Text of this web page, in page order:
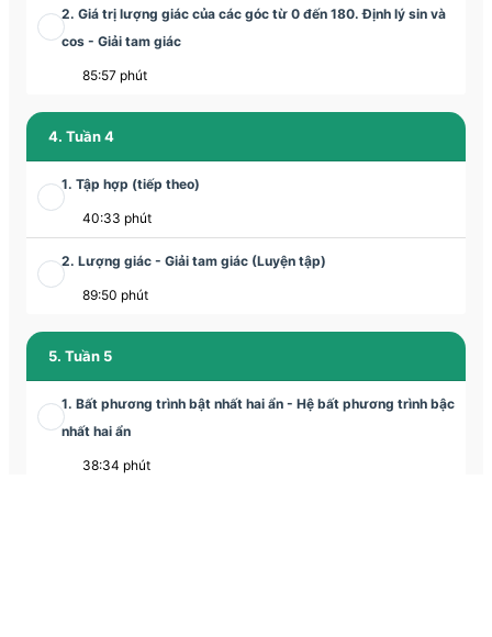
2. Giá trị lượng giác của các góc từ 0 đến 180. Định lý sin và
cos - Giải tam giác
85:57 phút
4. Tuần 4
1. Tập hợp (tiếp theo)
40:33 phút
2. Lượng giác - Giải tam giác (Luyện tập)
89:50 phút
5. Tuần 5
1. Bất phương trình bật nhất hai ẩn - Hệ bất phương trình bậc
nhất hai ẩn
38:34 phút